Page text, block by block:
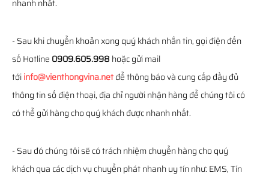
nhanh nhất.
- Sau khi chuyển khoản xong quý khách nhắn tin, gọi điện đến
số Hotline 0909.605.998 hoặc gửi mail
tớiinfo@vienthongvina.netđể thông báo và cung cấp đầy đủ
thông tin số điện thoại, địa chỉ người nhận hàng để chúng tôi có
có thể gửi hàng cho quý khách được nhanh nhất.
- Sau đó chúng tôi sẽ có trách nhiệm chuyển hàng cho quý
khách qua các dịch vụ chuyển phát nhanh uy tín như: EMS, Tín